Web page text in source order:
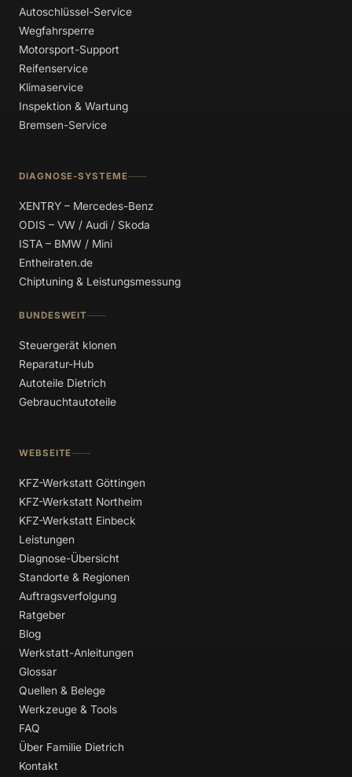
Autoschlüssel-Service
Wegfahrsperre
Motorsport-Support
Reifenservice
Klimaservice
Inspektion & Wartung
Bremsen-Service
DIAGNOSE-SYSTEME
XENTRY – Mercedes-Benz
ODIS – VW / Audi / Skoda
ISTA – BMW / Mini
Entheiraten.de
Chiptuning & Leistungsmessung
BUNDESWEIT
Steuergerät klonen
Reparatur-Hub
Autoteile Dietrich
Gebrauchtautoteile
WEBSEITE
KFZ-Werkstatt Göttingen
KFZ-Werkstatt Northeim
KFZ-Werkstatt Einbeck
Leistungen
Diagnose-Übersicht
Standorte & Regionen
Auftragsverfolgung
Ratgeber
Blog
Werkstatt-Anleitungen
Glossar
Quellen & Belege
Werkzeuge & Tools
FAQ
Über Familie Dietrich
Kontakt